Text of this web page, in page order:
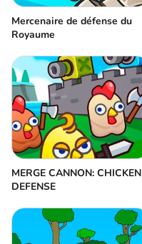
Mercenaire de défense du
Royaume
MERGE CANNON: CHICKEN
DEFENSE